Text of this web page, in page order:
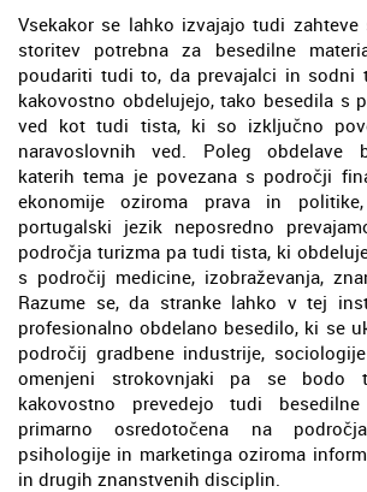
Vsekakor se lahko izvajajo tudi
storitev potrebna za besedilne
poudariti tudi to, da prevajalci in sodni
kakovostno obdelujejo, tako besedila s
ved kot tudi tista, ki so izključno
naravoslovnih ved. Poleg obdelave
katerih tema je povezana s področji
ekonomije oziroma prava in
portugalski jezik neposredno
področja turizma pa tudi tista, ki
s področij medicine, izobraževanja,
Razume se, da stranke lahko v tej
profesionalno obdelano besedilo, ki se
področij gradbene industrije,
omenjeni strokovnjaki pa se bodo
kakovostno prevedejo tudi
primarno osredotočena na
psihologije in marketinga oziroma
in drugih znanstvenih disciplin.